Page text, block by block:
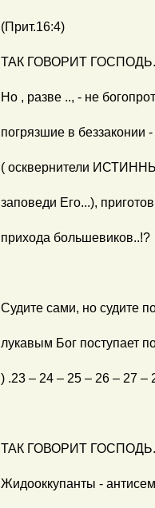
(Прит.16:4)
ТАК ГОВОРИТ
Но , разве .., - не
погрязшие в беззаконии -
( осквернители
заповеди Его...),
прихода большевиков..!?
Судите сами, но судите
лукавым Бог поступает
) .23 – 24 – 25 – 26 – 27
ТАК ГОВОРИТ
Жидооккупанты -